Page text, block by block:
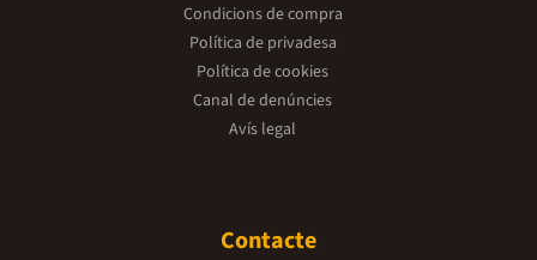
Condicions de compra
Política de privadesa
Política de cookies
Canal de denúncies
Avís legal
Contacte